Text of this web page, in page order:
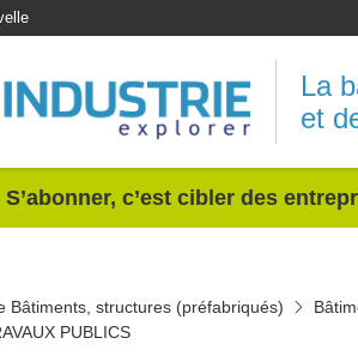
La
et
S’abonner, c’est cibler des
Bâtiments, structures (préfabriqués)
PUBLICS